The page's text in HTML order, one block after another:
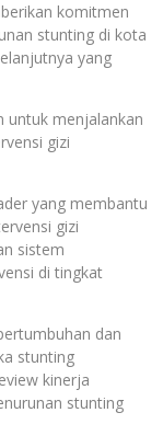
komitmen
stunting di kota
yang
untuk menjalankan
gizi
yang membantu
gizi
sistem
di tingkat
dan
stunting
kinerja
stunting